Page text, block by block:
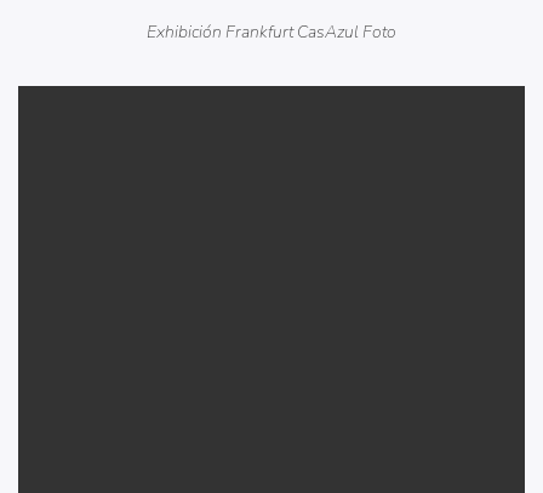
Exhibición Frankfurt CasAzul Foto